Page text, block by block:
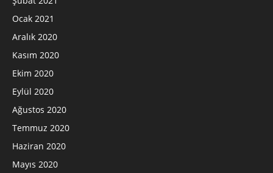
Ocak 2021
Aralık 2020
Kasım 2020
Ekim 2020
Eylül 2020
Ağustos 2020
Temmuz 2020
Haziran 2020
Mayıs 2020